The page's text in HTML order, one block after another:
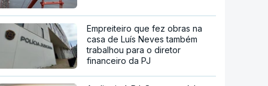
Empreiteiro que fez obras na
casa de Luís Neves também
trabalhou para o diretor
financeiro da PJ